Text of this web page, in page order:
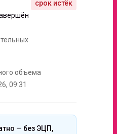
объема
09:31
— без ЭЦП,